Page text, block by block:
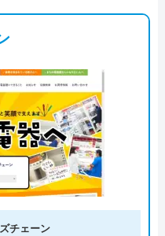
チェーン